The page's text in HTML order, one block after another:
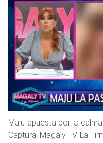
Maju apuesta por la
Captura: Magaly TV La